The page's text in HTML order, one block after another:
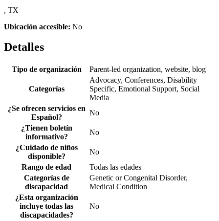
, TX
Ubicación accesible: No
Detalles
Tipo de organización Parent-led organization, website, blog
Categorías
Advocacy, Conferences, Disability
Specific, Emotional Support, Social
Media
¿Se ofrecen servicios en
Español?
No
¿Tienen boletín
informativo?
No
¿Cuidado de niños
disponible?
No
Rango de edad
Todas las edades
Categorías de
discapacidad
Genetic or Congenital Disorder,
Medical Condition
¿Esta organización
incluye todas las
discapacidades?
No